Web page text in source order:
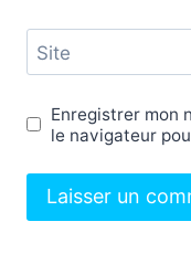
Site
Enregistrer mon
le navigateur